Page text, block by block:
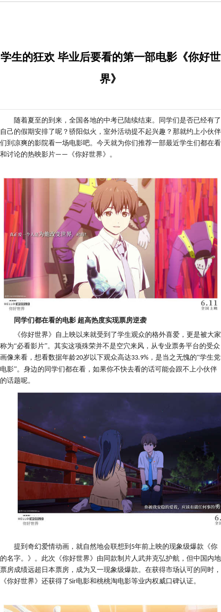
学生的狂欢 毕业后要看的第一部电影《你好世
界》
随着夏至的到来 ， 全国各地的中考已陆续结束。
同学们是否已经有了
自己的假期安排了呢 ？ 骄阳似火 ， 室外活动提不起兴趣 ？ 那就约上小伙伴
们到凉爽的影院看一场电影吧。 今天就为你们推荐一部最近学生们都在看
和讨论的热映影片—— 《你好世界》 。
同学们都在看的电影 超高热度实现票房逆袭
《你好世界》 自上映以来就受到了学生观众的格外喜爱 ， 更是被大家
称为“必看影片”。 其实这项殊荣并不是空穴来风 ， 从专业票务平台的受众
画像来看 ， 想看数据年龄20岁以下观众高达33.9% ， 是当之无愧的“学生党
电影”。 身边的同学们都在看 ， 如果你不快去看的话可能会跟不上小伙伴
的话题呢。
提到奇幻爱情动画 ， 就自然地会联想到 5年前上映的现象级爆款 《你
的名字。》。 此次 《你好世界》 由同款制片人武井克弘护航 ， 但中国内地
票房成绩远超日本票房 ， 成为又一现象级爆款 。 在获得市场认可的同时 ，
《你好世界》 还获得了Sir电影和桃桃淘电影等业内权威口碑认证 。